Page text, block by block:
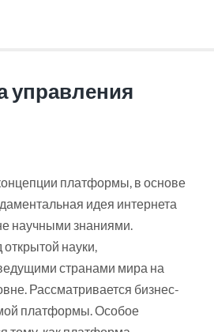
управления
платформы, в основе
идея интернета
научными знаниями.
науки,
странами мира на
Рассматривается бизнес-
платформы. Особое